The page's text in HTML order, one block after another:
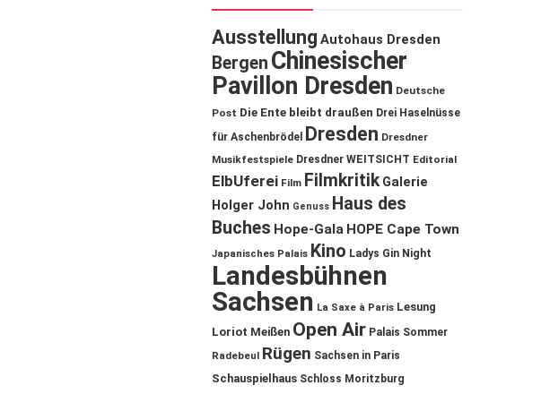
Ausstellung Autohaus Dresden
Bergen Chinesischer
Pavillon Dresden Deutsche
Post Die Ente bleibt draußen Drei Haselnüsse
für Aschenbrödel
Dresden Dresdner
Musikfestspiele Dresdner WEITSICHT Editorial
ElbUferei Film Filmkritik Galerie
Holger John Genuss Haus des
Buches Hope-Gala HOPE Cape Town
Japanisches Palais Kino Ladys Gin Night
Landesbühnen
Sachsen La Saxe à Paris Lesung
Loriot Meißen Open Air Palais Sommer
Radebeul Rügen Sachsen in Paris
Schauspielhaus Schloss Moritzburg